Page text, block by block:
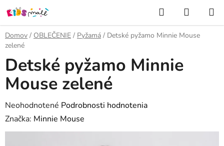
Prejsť
na
obsah
Hľadať
KOŠÍK
Domov / OBLEČENIE / Pyžamá / Detské pyžamo Minnie Mouse
zelené
Detské pyžamo Minnie
Mouse zelené
Priemerné
hodnotenie
produktu
Neohodnotené Podrobnosti hodnotenia
Značka: Minnie Mouse